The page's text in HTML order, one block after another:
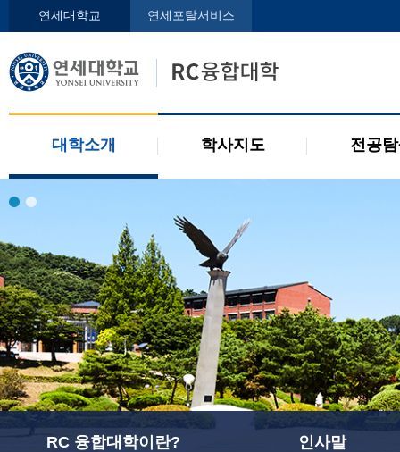
연세대학교 연세포탈서비스
대학소개 학사지도 전공
인사말
오시는 길
학사지도사
RC 융합대학이란? 인사말